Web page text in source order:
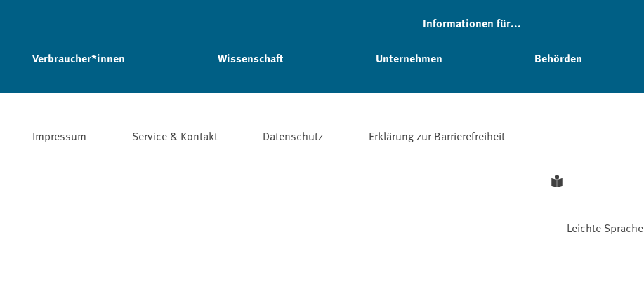
Informationen für...
Verbraucher*innen Wissenschaft Unternehmen Behörden
Impressum Service & Kontakt Datenschutz Erklärung zur Barrierefreiheit
Leichte Sprache